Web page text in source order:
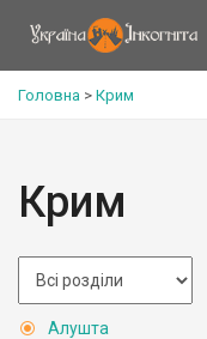
Головна > Крим
Крим
Алушта